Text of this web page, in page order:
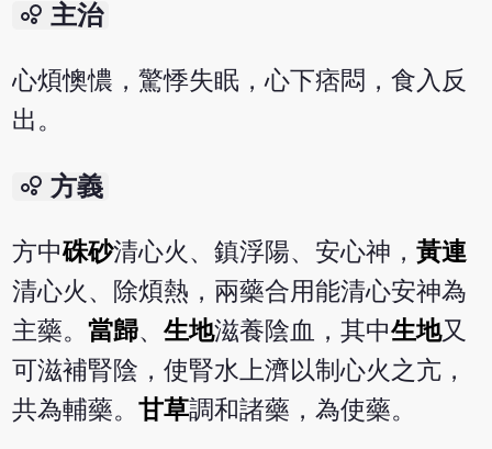
bubble_chart 主治
心煩懊憹，驚悸失眠，心下痞悶，食入反
出。
bubble_chart 方義
方中硃砂清心火、鎮浮陽、安心神，黃連
清心火、除煩熱，兩藥合用能清心安神為
主藥。當歸、生地滋養陰血，其中生地又
可滋補腎陰，使腎水上濟以制心火之亢，
共為輔藥。甘草調和諸藥，為使藥。